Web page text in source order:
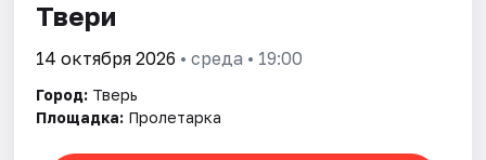
Рейтинги
Твери
14 октября 2026 • среда • 19:00
Город: Тверь
Площадка: Пролетарка